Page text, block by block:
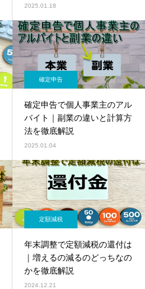
2025.01.18
確定申告
確定申告で個人事業主のアル
バイト｜副業の違いと計算方
法を徹底解説
2025.01.04
定額減税
年末調整で定額減税の還付は
｜増えるの減るのどっちなの
かを徹底解説
2024.12.21